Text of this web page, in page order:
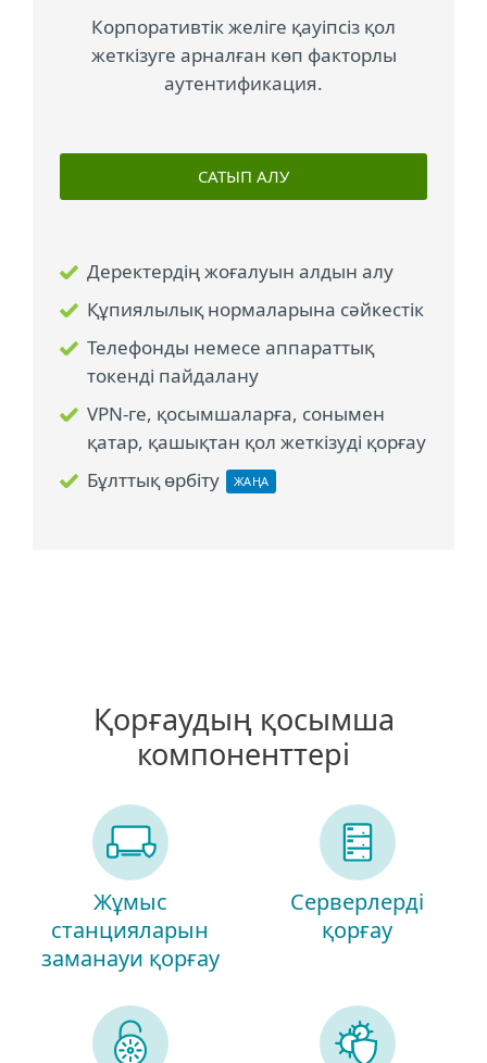
Корпоративтік желіге қауіпсіз қол
жеткізуге арналған көп факторлы
аутентификация.
САТЫП АЛУ
Деректердің жоғалуын алдын алу
Құпиялылық нормаларына сәйкестік
Телефонды немесе аппараттық
токенді пайдалану
VPN-ге, қосымшаларға, сонымен
қатар, қашықтан қол жеткізуді қорғау
Бұлттық өрбіту
ЖАҢА
Қорғаудың қосымша
компоненттері
Жұмыс
станцияларын
заманауи қорғау
Серверлерді
қорғау